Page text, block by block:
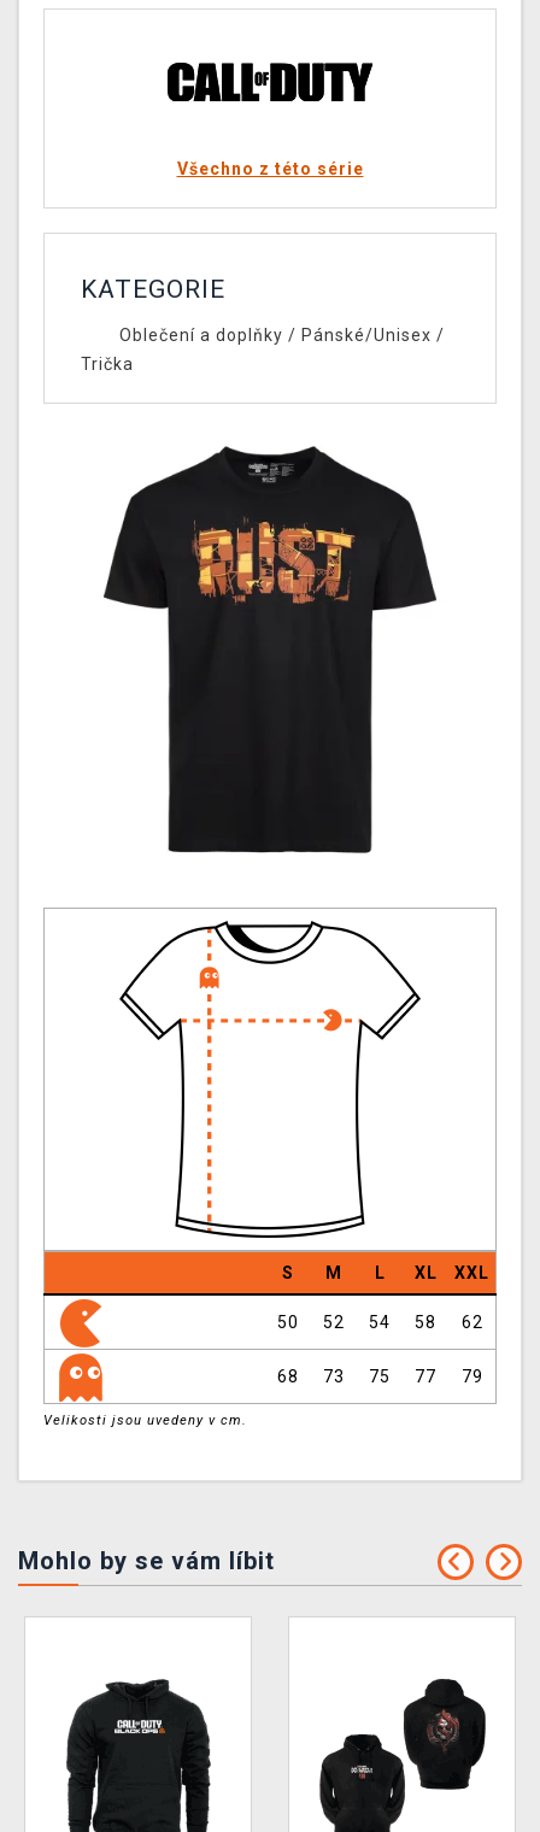
Všechno z této série
KATEGORIE
Oblečení a doplňky / Pánské/Unisex /
Trička
S M L XL XXL
50 52 54 58 62
68 73 75 77 79
Velikosti jsou uvedeny v cm.
Mohlo by se vám líbit